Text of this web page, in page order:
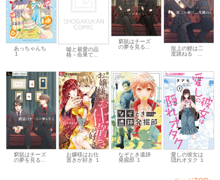
あっちゃんち
１
嘘と最愛の品
格－命果て...
窮鼠はチーズ
の夢を見る...
俎上の鯉は二
度跳ねる ...
窮鼠はチーズ
の夢を見る...
お嬢様はお仕
置きが好き １
なぞとき遺跡
発掘部 １
愛しの彼女は
隠れオタク １